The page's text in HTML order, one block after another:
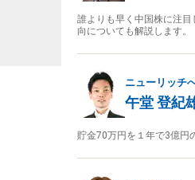
誰よりも早く中国株に注
向についても解説します。
ニューリッチ
午堂 登紀
貯金70万円を１年で3億円